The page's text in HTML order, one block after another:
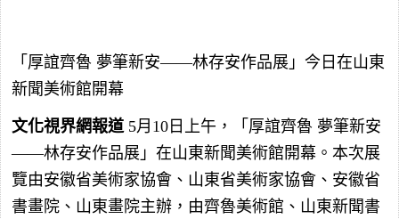
「厚誼齊魯 夢筆新安——林存安作品展」今日在山東
新聞美術館開幕
文化視界網報道 5月10日上午，「厚誼齊魯 夢筆新安
——林存安作品展」在山東新聞美術館開幕。本次展
覽由安徽省美術家協會、山東省美術家協會、安徽省
書畫院、山東畫院主辦，由齊魯美術館、山東新聞書